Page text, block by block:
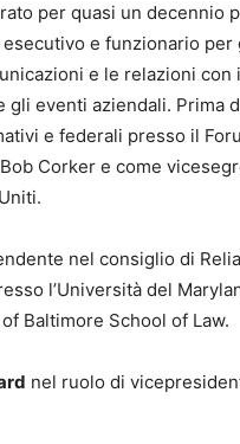
per quasi un decennio
e funzionario
e le relazioni con
eventi aziendali. Prima
e federali presso il
Corker e come
nel consiglio di
l’Università del
Baltimore School of Law.
nel ruolo di